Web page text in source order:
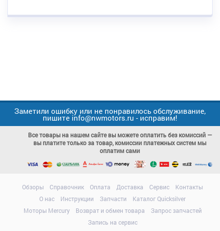
Заметили ошибку или не понравилось обслуживание,
пишите info@nwmotors.ru - исправим!
Все товары на нашем сайте вы можете оплатить без комиссий —
вы платите только за товар, комиссии платежных систем мы
оплатим сами
Обзоры Справочник Оплата Доставка Сервис
Контакты
О нас
Инструкции Запчасти
Каталог Quicksilver
Моторы Mercury
Возврат и обмен товара
Запрос запчастей
Запись на сервис